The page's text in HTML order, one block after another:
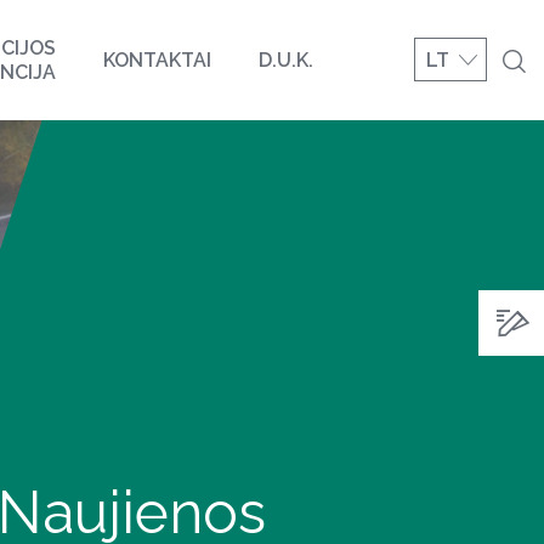
KONTAKTAI D.U.K. LT